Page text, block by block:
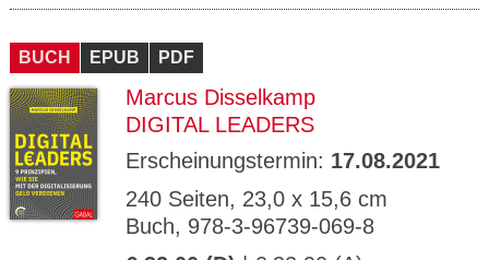
BUCH EPUB PDF
Marcus Disselkamp
DIGITAL LEADERS
Erscheinungstermin: 17.08.2021
240 Seiten, 23,0 x 15,6 cm
Buch, 978-3-96739-069-8